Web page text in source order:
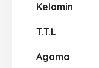
Kelamin
T.T.L
Agama